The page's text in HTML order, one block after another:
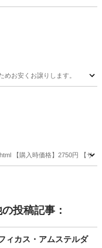
お安くお譲りします。
【購入時価格】2750円 【サ
投稿記事：
ィカス・アムステルダ